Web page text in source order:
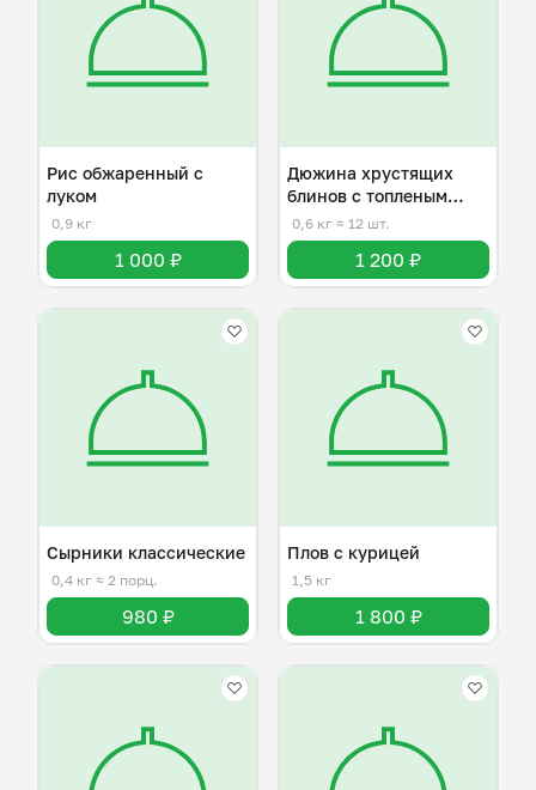
Рис обжаренный с
луком
0,9 кг
1 000 ₽
Дюжина хрустящих
блинов с топленым
маслом
0,6 кг ≈ 12 шт.
1 200 ₽
Сырники классические
0,4 кг ≈ 2 порц.
980 ₽
Плов с курицей
1,5 кг
1 800 ₽